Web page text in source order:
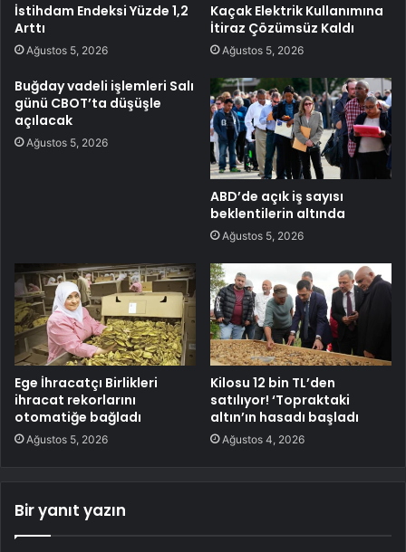
İstihdam Endeksi Yüzde 1,2
Arttı
Ağustos 5, 2026
Kaçak Elektrik Kullanımına
İtiraz Çözümsüz Kaldı
Ağustos 5, 2026
Buğday vadeli işlemleri Salı
günü CBOT’ta düşüşle
açılacak
Ağustos 5, 2026
ABD’de açık iş sayısı
beklentilerin altında
Ağustos 5, 2026
Ege İhracatçı Birlikleri
ihracat rekorlarını
otomatiğe bağladı
Ağustos 5, 2026
Kilosu 12 bin TL’den
satılıyor! ‘Topraktaki
altın’ın hasadı başladı
Ağustos 4, 2026
Bir yanıt yazın